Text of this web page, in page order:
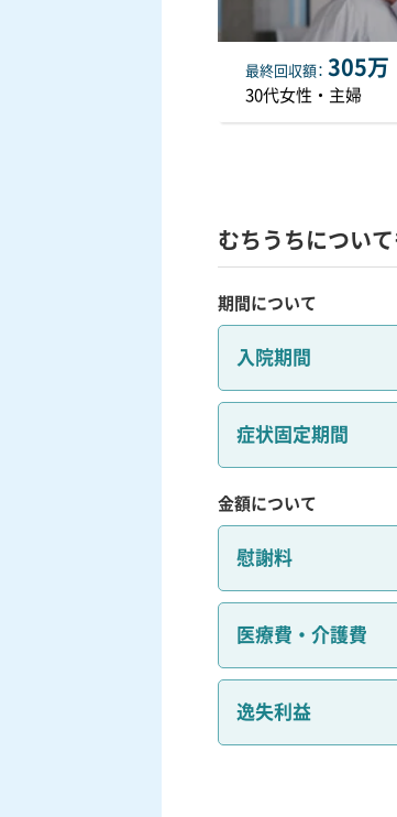
最終回収額 305万
30代女性・主婦
むちうちについ
期間について
入院期間
症状固定期間
金額について
慰謝料
医療費・介護費
逸失利益